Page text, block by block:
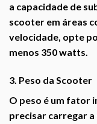
a capacidade de
scooter em áreas
velocidade, opte
menos 350 watts.
3. Peso da Scooter
O peso é um fator
precisar carregar